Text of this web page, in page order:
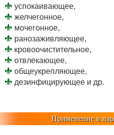
успокаивающее,
желчегонное,
мочегонное,
ранозаживляющее,
кровоочистительное,
отвлекающее,
общеукрепляющее,
дезинфицирующее и др.
Применение в